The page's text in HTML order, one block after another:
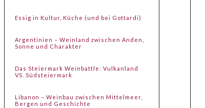
Essig in Kultur, Küche (und bei Gottardi)
Argentinien – Weinland zwischen Anden,
Sonne und Charakter
Das Steiermark Weinbattle: Vulkanland
VS. Südsteiermark
Libanon – Weinbau zwischen Mittelmeer,
Bergen und Geschichte